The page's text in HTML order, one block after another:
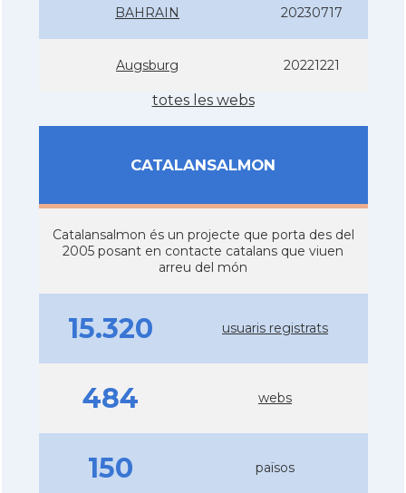
BAHRAIN 20230717
Augsburg 20221221
totes les webs
CATALANSALMON
Catalansalmon és un projecte que porta des del
2005 posant en contacte catalans que viuen
arreu del món
15.320 usuaris registrats
484 webs
150 països